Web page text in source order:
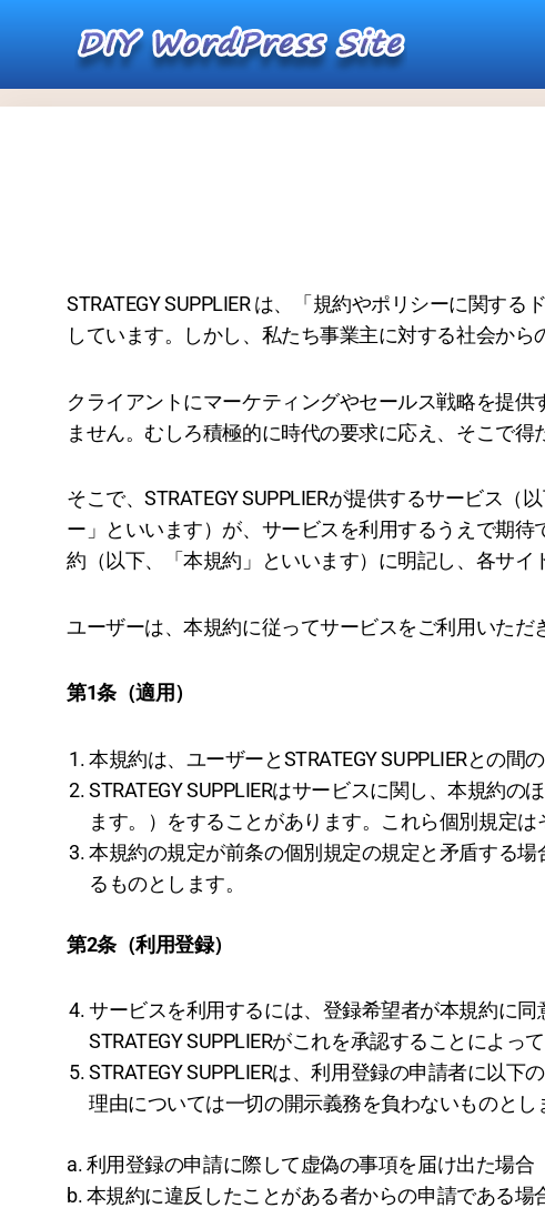
を
ホーム 利用規約
STRATEGY SUPPLIER は、「規約やポリシーに関す
しています。しかし、私たち事業主に対する社会から
クライアントにマーケティングやセールス戦略を提供
ません。むしろ積極的に時代の要求に応え、そこで
そこで、STRATEGY SUPPLIERが提供するサービス
ー」といいます）が、サービスを利用するうえで期待
約（以下、「本規約」といいます）に明記し、各サイ
ユーザーは、本規約に従ってサービスをご利用いただ
第1条（適用）
本規約は、ユーザーとSTRATEGY SUPPLIERとの
STRATEGY SUPPLIERはサービスに関し、本規約
ます。）をすることがあります。これら個別規定
本規約の規定が前条の個別規定の規定と矛盾する
るものとします。
第2条（利用登録）
サービスを利用するには、登録希望者が本規約に同
STRATEGY SUPPLIERがこれを承認することによっ
STRATEGY SUPPLIERは、利用登録の申請者に以
理由については一切の開示義務を負わないものとし
a. 利用登録の申請に際して虚偽の事項を届け出た場合
b. 本規約に違反したことがある者からの申請である場